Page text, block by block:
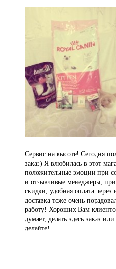
Сервис на высоте! Сегодня
заказ) Я влюбилась в этот
положительные эмоции при
и отзывчивые менеджеры,
скидки, удобная оплата через
доставка тоже очень
работу! Хороших Вам
думает, делать здесь заказ
делайте!